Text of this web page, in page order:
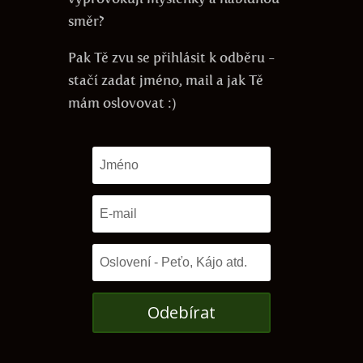
směr?
Pak Tě zvu se přihlásit k odběru -
stačí zadat jméno, mail a jak Tě
mám oslovovat :)
Odebírat